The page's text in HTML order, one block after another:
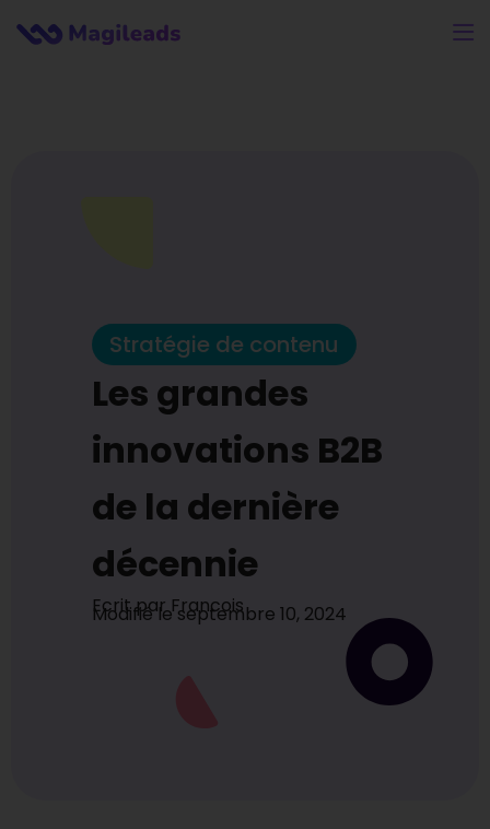
Stratégie de contenu
Les grandes
innovations B2B
de la dernière
décennie
Ecrit parFrancois
Modifié le septembre 10, 2024